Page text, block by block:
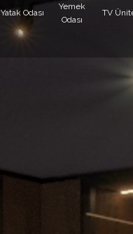
Yatak Odası
Yemek
Odası
TV